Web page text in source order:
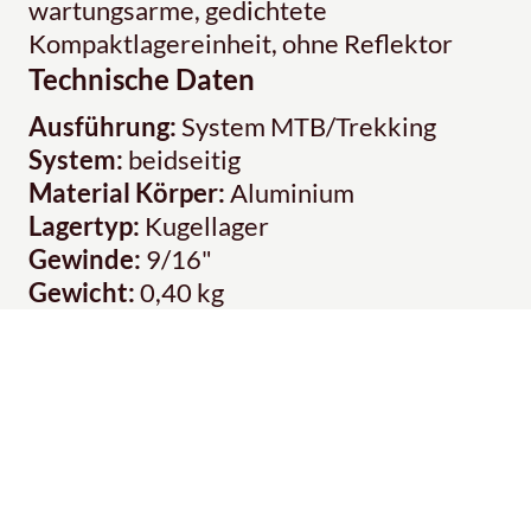
wartungsarme, gedichtete
Kompaktlagereinheit, ohne Reflektor
Technische Daten
Ausführung:System MTB/Trekking
System: beidseitig
Material Körper:Aluminium
Lagertyp: Kugellager
Gewinde: 9/16"
Gewicht:0,40 kg